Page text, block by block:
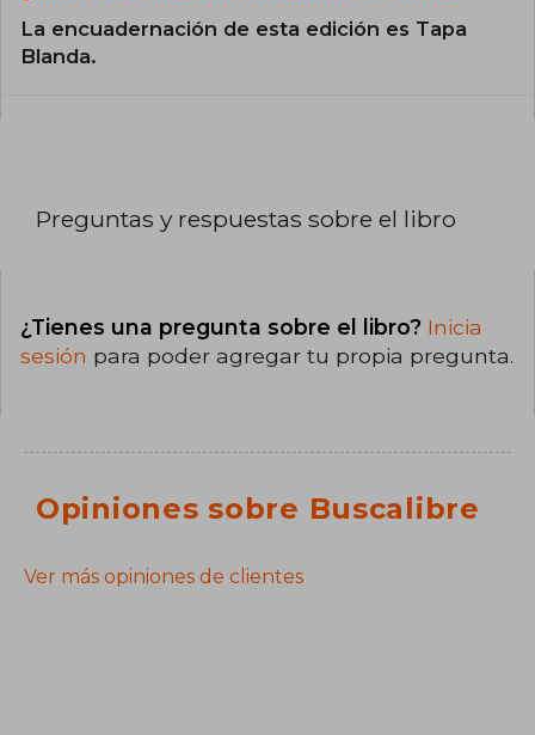
La encuadernación de esta edición es Tapa
Blanda.
Preguntas y respuestas sobre el libro
¿Tienes una pregunta sobre el libro? Inicia
sesión para poder agregar tu propia pregunta.
Opiniones sobre Buscalibre
Ver más opiniones de clientes